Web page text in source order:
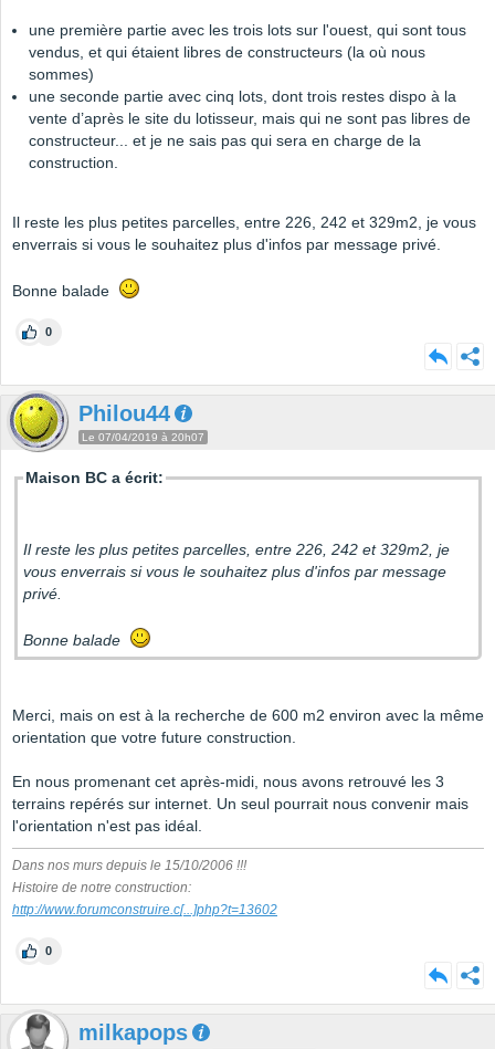
une première partie avec les trois lots sur l'ouest, qui sont tous
vendus, et qui étaient libres de constructeurs (la où nous
sommes)
une seconde partie avec cinq lots, dont trois restes dispo à la
vente d’après le site du lotisseur, mais qui ne sont pas libres de
constructeur... et je ne sais pas qui sera en charge de la
construction.
Il reste les plus petites parcelles, entre 226, 242 et 329m2, je vous
enverrais si vous le souhaitez plus d'infos par message privé.
Bonne balade
0
Philou44
Le 07/04/2019 à 20h07
Maison BC a écrit:
Il reste les plus petites parcelles, entre 226, 242 et 329m2, je
vous enverrais si vous le souhaitez plus d'infos par message
privé.
Bonne balade
Merci, mais on est à la recherche de 600 m2 environ avec la même
orientation que votre future construction.
En nous promenant cet après-midi, nous avons retrouvé les 3
terrains repérés sur internet. Un seul pourrait nous convenir mais
l'orientation n'est pas idéal.
Dans nos murs depuis le 15/10/2006 !!!
Histoire de notre construction:
http://www.forumconstruire.c[...]php?t=13602
0
milkapops